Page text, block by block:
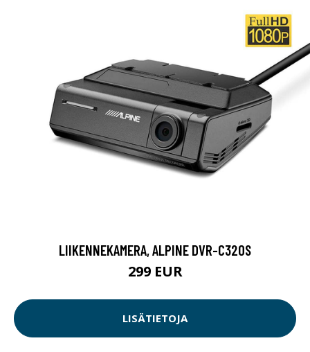
LIIKENNEKAMERA, ALPINE DVR-C320S
299 EUR
LISÄTIETOJA